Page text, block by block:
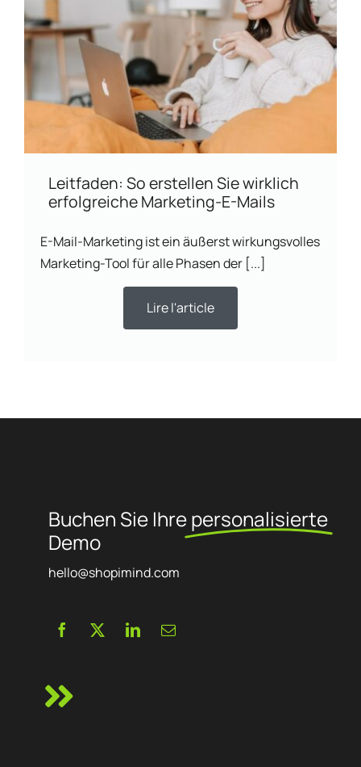
Leitfaden: So erstellen Sie wirklich
erfolgreiche Marketing-E-Mails
E-Mail-Marketing ist ein äußerst wirkungsvolles
Marketing-Tool für alle Phasen der [...]
Lire l'article
Buchen Sie Ihrepersonalisierte
Demo
hello@shopimind.com